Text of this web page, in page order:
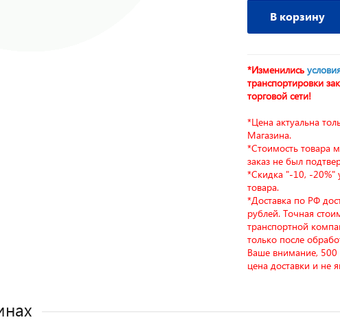
В корзину
*Изменились
транспортировки
торговой сети!
*Цена актуальна
Магазина.
*Стоимость товара
заказ не был
*Скидка "-10, -20%"
товара.
*Доставка по РФ
рублей. Точная
транспортной
только после
Ваше внимание,
цена доставки и не